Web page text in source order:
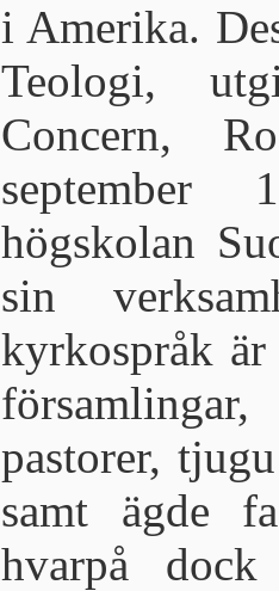
i Amerika.
Teologi,
Concern,
september
högskolan
sin
kyrkospråk
pastorer,
samt ägde
hvarpå